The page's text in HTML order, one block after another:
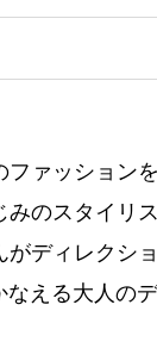
ァッション
のスタイリ
ディレクシ
なえる大人の